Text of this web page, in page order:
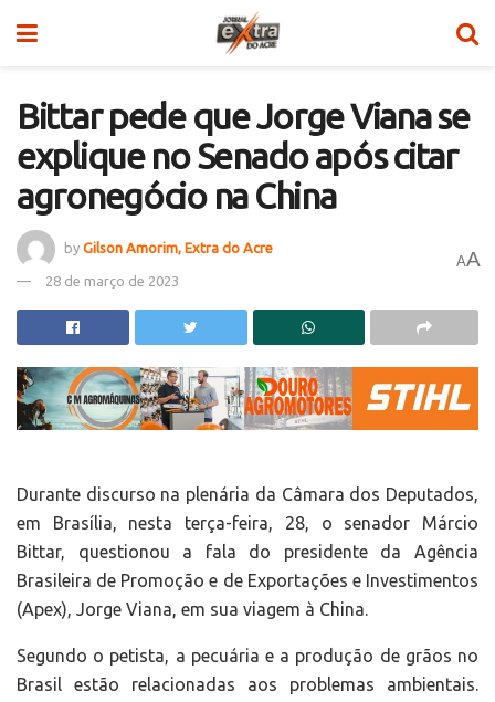
Bittar pede que Jorge Viana se
explique no Senado após citar
agronegócio na China
by Gilson Amorim, Extra do Acre
28 de março de 2023
AA
Durante discurso na plenária da Câmara dos Deputados,
em Brasília, nesta terça-feira, 28, o senador Márcio
Bittar, questionou a fala do presidente da Agência
Brasileira de Promoção e de Exportações e Investimentos
(Apex), Jorge Viana, em sua viagem à China.
Segundo o petista, a pecuária e a produção de grãos no
Brasil estão relacionadas aos problemas ambientais.